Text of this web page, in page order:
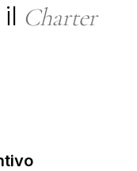
Charter